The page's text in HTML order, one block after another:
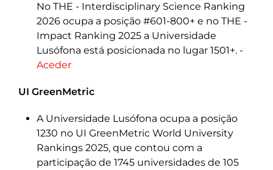
No THE - Interdisciplinary Science Ranking
2026 ocupa a posição #601-800+ e no THE -
Impact Ranking 2025 a Universidade
Lusófona está posicionada no lugar 1501+. -
Aceder
UI GreenMetric
A Universidade Lusófona ocupa a posição
1230 no UI GreenMetric World University
Rankings 2025, que contou com a
participação de 1745 universidades de 105